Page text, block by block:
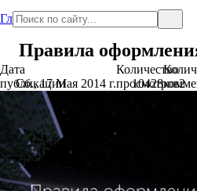
Главная
Правила
Дата
публикации
Сб., 17 Мая 2014 г.
Количество
просмотров
10428 2